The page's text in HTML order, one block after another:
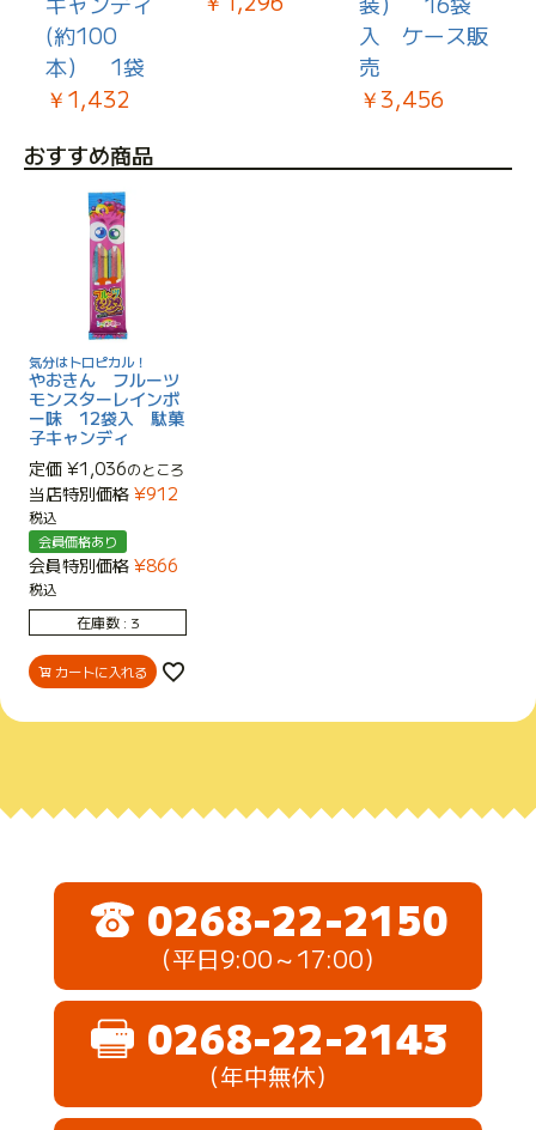
(約100
本） 1袋
￥1,432
入 ケース販
売
￥3,456
おすすめ商品
気分はトロピカル！
やおきん フルーツ
モンスターレインボ
ー味 12袋入 駄菓
子キャンディ
定価 ¥1,036のところ
当店特別価格 ¥912
税込
会員価格あり
会員特別価格 ¥866
税込
在庫数
3
カートに入れる
0268-22-2150
（平日9:00～17:00）
0268-22-2143
（年中無休）